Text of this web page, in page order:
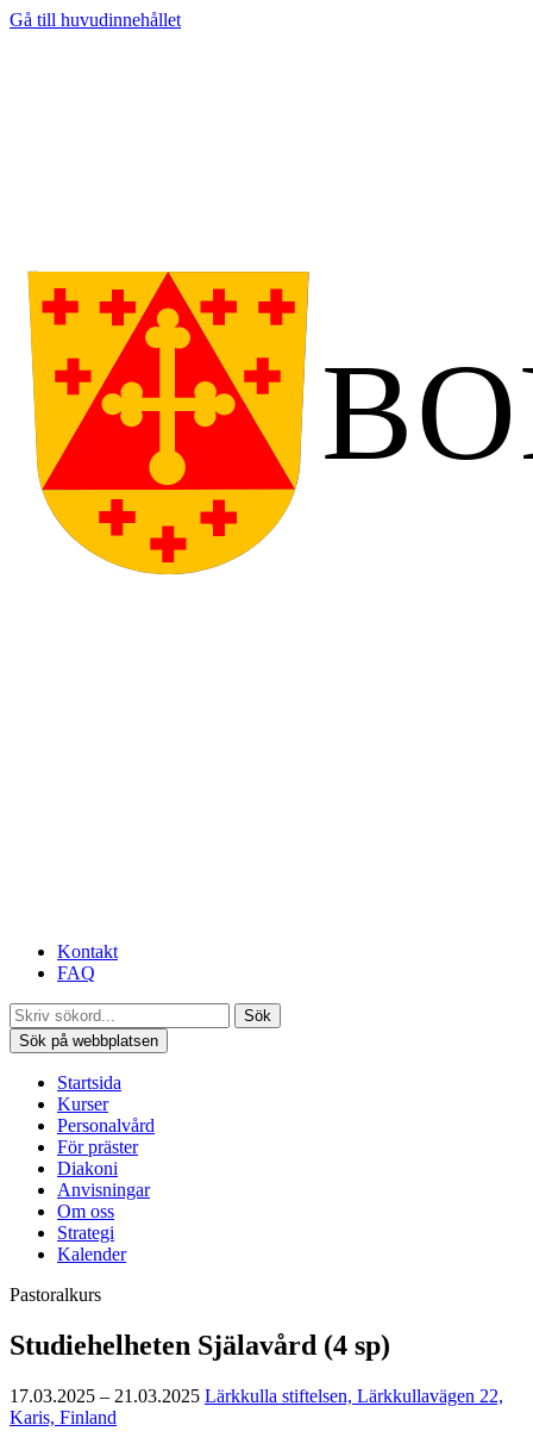
Gå till huvudinnehållet
Kontakt
FAQ
Sök
Sök på webbplatsen
Startsida
Kurser
Personalvård
För präster
Diakoni
Anvisningar
Om oss
Strategi
Kalender
Pastoralkurs
Studiehelheten Själavård (4 sp)
17.03.2025 – 21.03.2025 Lärkkulla stiftelsen, Lärkkullavägen 22,
Karis, Finland